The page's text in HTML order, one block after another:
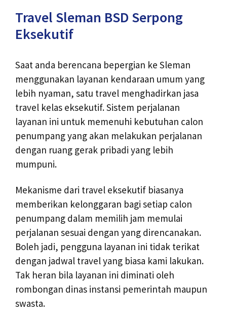
Travel Sleman BSD Serpong
Eksekutif
Saat anda berencana bepergian ke Sleman
menggunakan layanan kendaraan umum yang
lebih nyaman, satu travel menghadirkan jasa
travel kelas eksekutif. Sistem perjalanan
layanan ini untuk memenuhi kebutuhan calon
penumpang yang akan melakukan perjalanan
dengan ruang gerak pribadi yang lebih
mumpuni.
Mekanisme dari travel eksekutif biasanya
memberikan kelonggaran bagi setiap calon
penumpang dalam memilih jam memulai
perjalanan sesuai dengan yang direncanakan.
Boleh jadi, pengguna layanan ini tidak terikat
dengan jadwal travel yang biasa kami lakukan.
Tak heran bila layanan ini diminati oleh
rombongan dinas instansi pemerintah maupun
swasta.